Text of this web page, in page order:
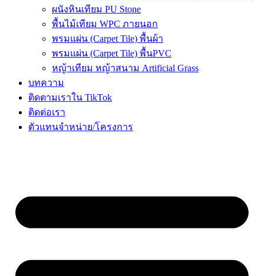
ผนังหินเทียม PU Stone
พื้นไม้เทียม WPC ภายนอก
พรมแผ่น (Carpet Tile) พื้นผ้า
พรมแผ่น (Carpet Tile) พื้นPVC
หญ้าเทียม หญ้าสนาม Artificial Grass
บทความ
ติดตามเราใน TikTok
ติดต่อเรา
ตัวแทนจำหน่าย/โครงการ